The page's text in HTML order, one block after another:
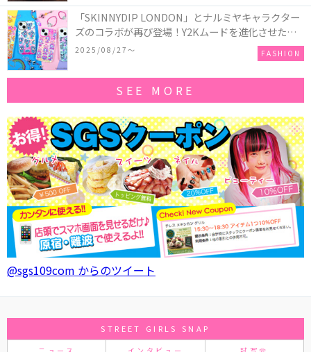
「SKINNYDIP LONDON」とナルミヤキャラクター
ズのコラボが再び登場！Y2Kムードを進化させた新
作コレクションを発売♪
2025/08/27〜 FASHION
SEE MORE
@sgs109com からのツイート
STREET GIRLS SNAP